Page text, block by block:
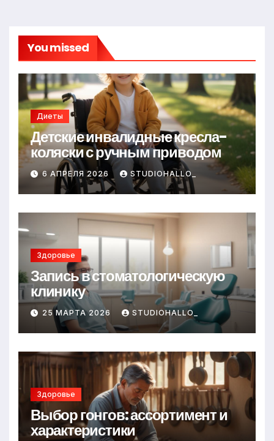
You missed
Диеты
Детские инвалидные кресла-
коляски с ручным приводом
6 АПРЕЛЯ 2026 STUDIOHALLO_
Здоровье
Запись в стоматологическую
клинику
25 МАРТА 2026 STUDIOHALLO_
Здоровье
Выбор гонгов: ассортимент и
характеристики